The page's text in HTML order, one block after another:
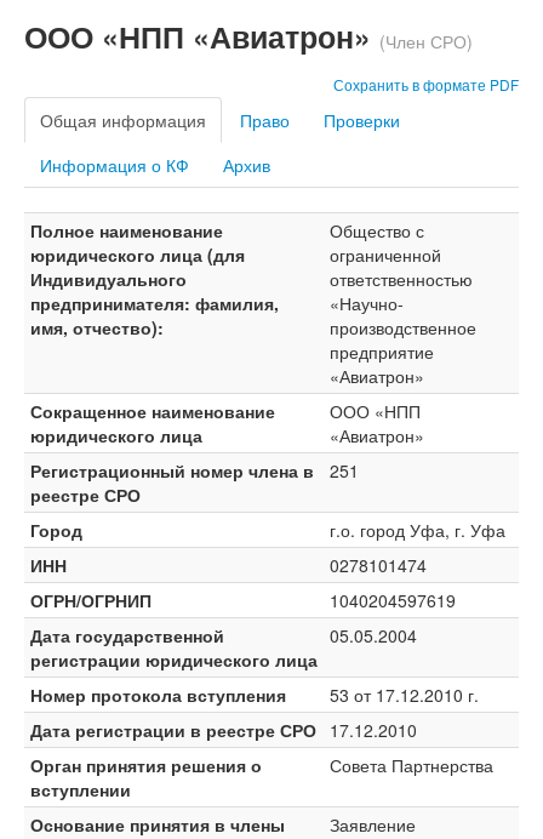
ООО «НПП «Авиатрон» (Член СРО)
Сохранить в формате PDF
Общая информация Право
Проверки
Информация о КФ
Архив
Полное наименование
юридического лица (для
Индивидуального
предпринимателя: фамилия,
имя, отчество):
Общество с
ограниченной
ответственностью
«Научно-
производственное
предприятие
«Авиатрон»
Сокращенное наименование
юридического лица
ООО «НПП
«Авиатрон»
Регистрационный номер члена в
реестре СРО
251
Город
г.о. город Уфа, г. Уфа
ИНН
0278101474
ОГРН/ОГРНИП
1040204597619
Дата государственной
регистрации юридического лица
05.05.2004
Номер протокола вступления
53 от 17.12.2010 г.
Дата регистрации в реестре СРО 17.12.2010
Орган принятия решения о
вступлении
Совета Партнерства
Основание принятия в члены
Заявление